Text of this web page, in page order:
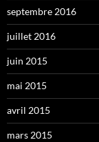
septembre 2016
juillet 2016
juin 2015
mai 2015
avril 2015
mars 2015